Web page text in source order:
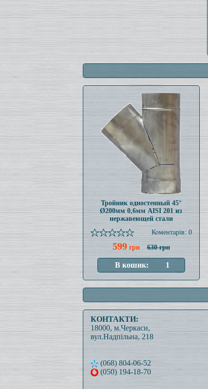
Тройник одностенный 45°
Ø200мм 0,6мм AISI 201 из
нержавеющей стали
Коментарів: 0
599грн 630 грн
КОНТАКТИ:
18000, м.Черкаси,
вул.Надпільна, 218
(068) 804-06-52
(050) 194-18-70